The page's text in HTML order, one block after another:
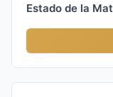
Estado de la